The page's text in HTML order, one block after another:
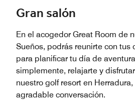
Gran salón
En el acogedor Great Room de
Sueños, podrás reunirte con tus
para planificar tu día de
simplemente, relajarte y
nuestro golf resort en
agradable conversación.